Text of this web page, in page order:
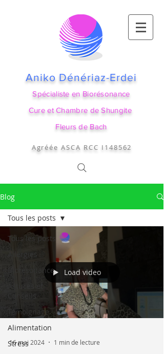
Aniko Dénériaz-Erdei
Spécialiste en Biorésonance
Cure et Chambre de Shungite
Fleurs de Bach
Agréée ASCA RCC I148562
Blog
Tous les posts
Allergies
Biorésonance
Astuces et
Conseils
Témoignage
Alimentation
Stress
Tous les posts
Load video
16 mai 2024 1 min de lecture